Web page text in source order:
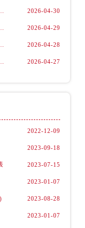
修服务中心地址实地探访报告 2026-04-30
售后中心地址实地探访报告 2026-04-29
售后网点地址考察报告 2026-04-28
客户服务点地址调研报告 2026-04-27
2022-12-09
2023-09-18
2023-07-15
2023-01-07
2023-08-28
2023-01-07